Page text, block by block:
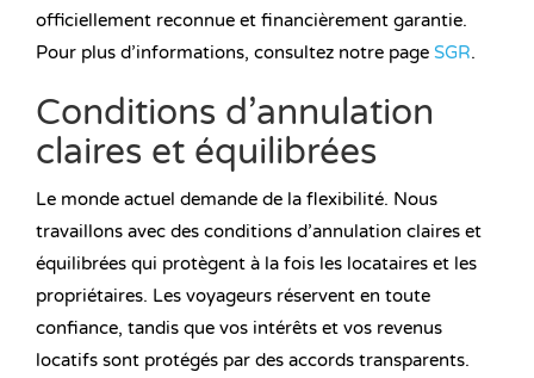
officiellement reconnue et financièrement garantie.
Pour plus d’informations, consultez notre page SGR.
Conditions d’annulation
claires et équilibrées
Le monde actuel demande de la flexibilité. Nous
travaillons avec des conditions d’annulation claires et
équilibrées qui protègent à la fois les locataires et les
propriétaires. Les voyageurs réservent en toute
confiance, tandis que vos intérêts et vos revenus
locatifs sont protégés par des accords transparents.